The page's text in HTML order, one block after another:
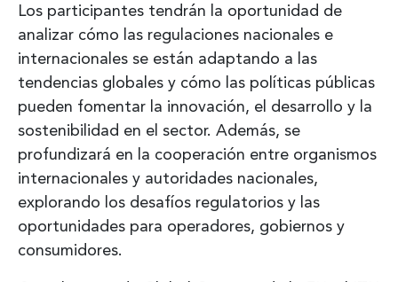
Los participantes tendrán la oportunidad de
analizar cómo las regulaciones nacionales e
internacionales se están adaptando a las
tendencias globales y cómo las políticas públicas
pueden fomentar la innovación, el desarrollo y la
sostenibilidad en el sector. Además, se
profundizará en la cooperación entre organismos
internacionales y autoridades nacionales,
explorando los desafíos regulatorios y las
oportunidades para operadores, gobiernos y
consumidores.